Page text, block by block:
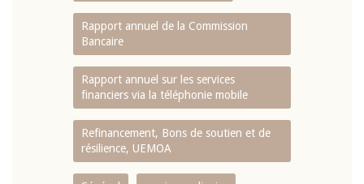
Rapport annuel de la Commission
Bancaire
Rapport annuel sur les services
financiers via la téléphonie mobile
Refinancement, Bons de soutien et de
résilience, UEMOA